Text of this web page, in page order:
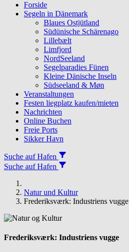
Forside
Segeln in Dänemark
Blaues Ostjütland
Südünische Schärenago
Lillebælt
Limfjord
NordSeeland
Segelparadies Fünen
Kleine Dänische Inseln
Südseeland & Møn
Veranstaltungen
Festen liegplatz kaufen/mieten
Nachrichten
Online Buchen
Freie Ports
Sikker Havn
Suche auf Hafen
Suche auf Hafen
Natur und Kultur
Frederiksværk: Industriens vugge
Frederiksværk: Industriens vugge